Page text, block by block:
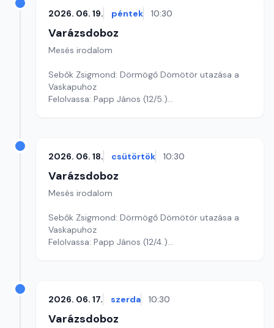
2026. 06. 19. péntek 10:30
Varázsdoboz
Mesés irodalom
Sebők Zsigmond: Dörmögő Dömötör utazása a
Vaskapuhoz
Felolvassa: Papp János (12/5.)
2026. 06. 18. csütörtök 10:30
Varázsdoboz
Mesés irodalom
Sebők Zsigmond: Dörmögő Dömötör utazása a
Vaskapuhoz
Felolvassa: Papp János (12/4.)
2026. 06. 17. szerda 10:30
Varázsdoboz